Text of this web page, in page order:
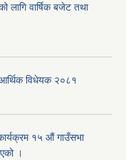
लागि वार्षिक बजेट तथा
विधेयक २०८१
१५ औं गाउँसभा
।